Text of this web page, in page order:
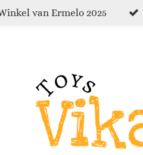
van Ermelo 2025